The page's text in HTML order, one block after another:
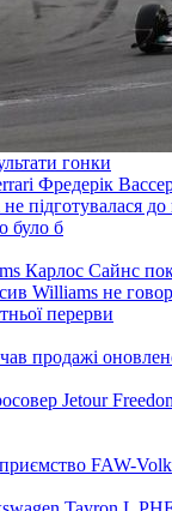
гонки
підготувалася
було б
Williams не
перерви
Jetour